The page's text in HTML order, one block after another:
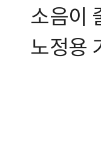
소음이
노정용